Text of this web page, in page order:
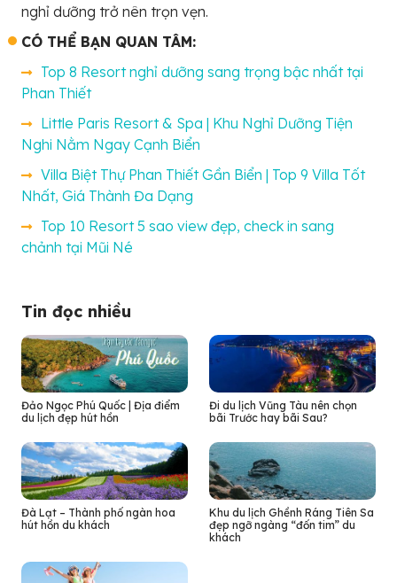
nghỉ dưỡng trở nên trọn vẹn.
CÓ THỂ BẠN QUAN TÂM:
Top 8 Resort nghỉ dưỡng sang trọng bậc nhất tại
Phan Thiết
Little Paris Resort & Spa | Khu Nghỉ Dưỡng Tiện
Nghi Nằm Ngay Cạnh Biển
Villa Biệt Thự Phan Thiết Gần Biển | Top 9 Villa Tốt
Nhất, Giá Thành Đa Dạng
Top 10 Resort 5 sao view đẹp, check in sang
chảnh tại Mũi Né
Tin đọc nhiều
Đảo Ngọc Phú Quốc | Địa điểm
du lịch đẹp hút hồn
Đi du lịch Vũng Tàu nên chọn
bãi Trước hay bãi Sau?
Đà Lạt – Thành phố ngàn hoa
hút hồn du khách
Khu du lịch Ghềnh Ráng Tiên Sa
đẹp ngỡ ngàng “đốn tim” du
khách